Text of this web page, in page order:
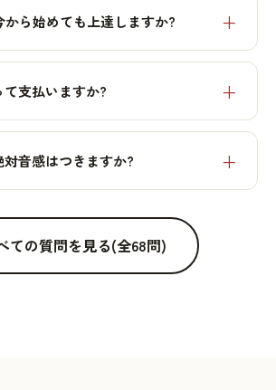
から始めても上達しますか?
支払いますか?
対音感はつきますか?
ての質問を見る(全68問)